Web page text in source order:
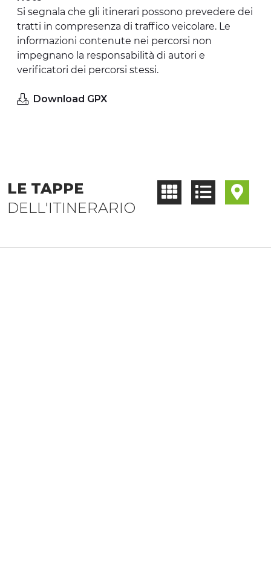
Si segnala che gli itinerari possono prevedere dei
tratti in compresenza di traffico veicolare. Le
informazioni contenute nei percorsi non
impegnano la responsabilità di autori e
verificatori dei percorsi stessi.
Download GPX
LE TAPPE
DELL'ITINERARIO